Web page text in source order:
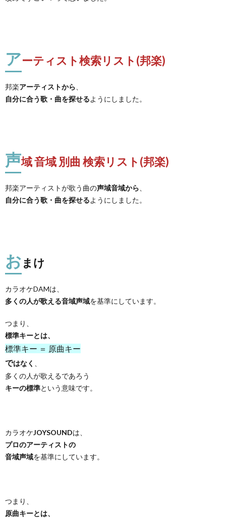
アーティスト検索リスト(邦楽)
邦楽アーティストから
自分に合う歌・曲を探せるようにしました。
声域 音域 別曲 検索リスト(邦楽)
邦楽アーティストが歌う曲の声域音域から
自分に合う歌・曲を探せるようにしました。
おまけ
カラオケDAMは、
多くの人が歌える音域声域を基準にしています。
つまり、
標準キーとは、
標準キー ＝ 原曲キー
ではなく
多くの人が歌えるであろう
キーの標準という意味です。
カラオケJOYSOUNDは、
プロのアーティストの
音域声域を基準にしています。
つまり、
原曲キーとは、